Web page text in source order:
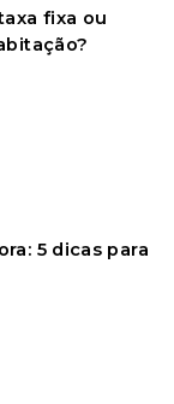
fixa ou
5 dicas para